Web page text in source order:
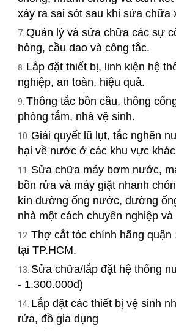
xảy ra sai sót sau khi sửa chữa
Quản lý và sửa chữa các sự
hỏng, cầu dao và công tắc.
Lắp đặt thiết bị, linh kiện hệ
nghiệp, an toàn, hiệu quả.
Thông tắc bồn cầu, thông
phòng tắm, nhà vệ sinh.
Giải quyết lũ lụt, tắc nghẽn
hại về nước ở các khu vực
Sửa chữa máy bơm nước,
bồn rửa và máy giặt nhanh
kín đường ống nước, đường
nhà một cách chuyên nghiệp
Thợ cắt tóc chính hãng quận
tại TP.HCM.
Sửa chữa/lắp đặt hệ thống
- 1.300.000đ)
Lắp đặt các thiết bị vệ sinh
rửa, đồ gia dụng